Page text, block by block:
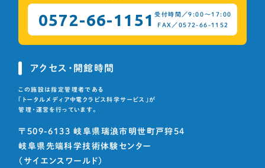
0572-66-1151受付時間／9:00〜17:00
FAX／0572-66-1152
アクセス・開館時間
この施設は指定管理者である
「トータルメディア中電クラビス科学サービス」が
管理・運営を行っています。
〒509-6133 岐阜県瑞浪市明世町戸狩54
岐阜県先端科学技術体験センター
（サイエンスワールド）